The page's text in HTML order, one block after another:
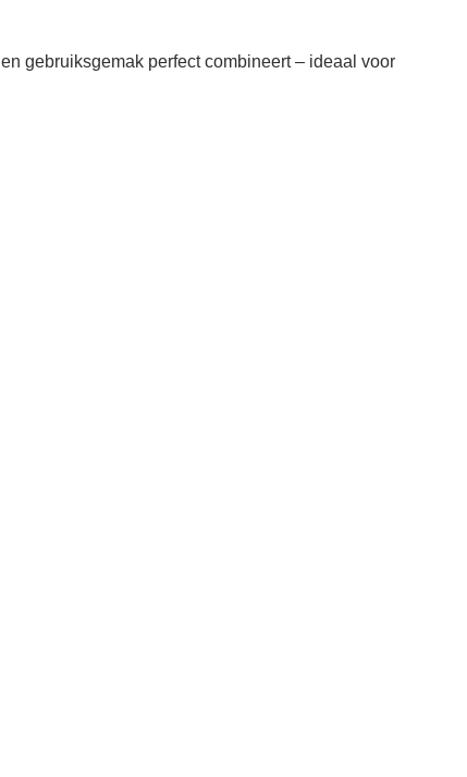
gebruiksgemak perfect combineert – ideaal voor